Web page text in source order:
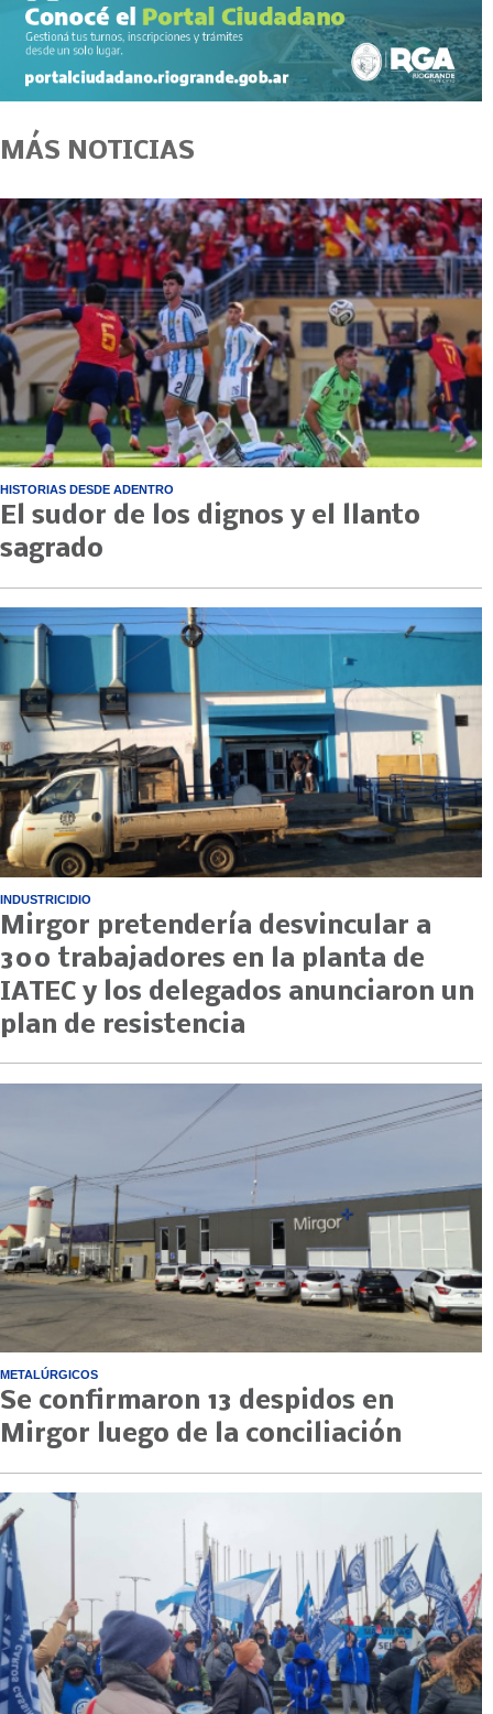
MÁS NOTICIAS
HISTORIAS DESDE ADENTRO
El sudor de los dignos y el llanto
sagrado
INDUSTRICIDIO
Mirgor pretendería desvincular a
300 trabajadores en la planta de
IATEC y los delegados anunciaron un
plan de resistencia
METALÚRGICOS
Se confirmaron 13 despidos en
Mirgor luego de la conciliación